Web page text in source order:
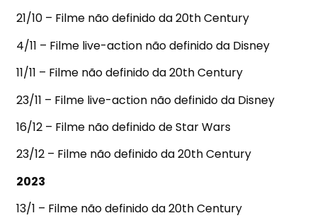
21/10 – Filme não definido da 20th Century
4/11 – Filme live-action não definido da Disney
11/11 – Filme não definido da 20th Century
23/11 – Filme live-action não definido da Disney
16/12 – Filme não definido de Star Wars
23/12 – Filme não definido da 20th Century
2023
13/1 – Filme não definido da 20th Century